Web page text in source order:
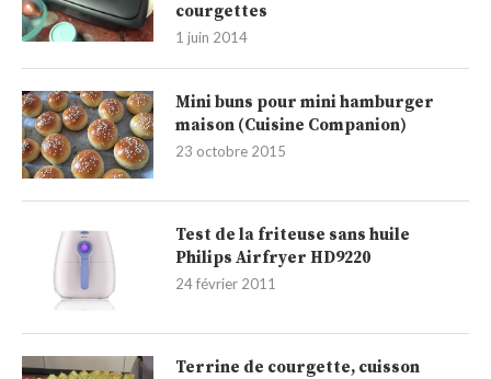
courgettes
1 juin 2014
Mini buns pour mini hamburger
maison (Cuisine Companion)
23 octobre 2015
Test de la friteuse sans huile
Philips Airfryer HD9220
24 février 2011
Terrine de courgette, cuisson